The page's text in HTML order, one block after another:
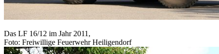
Das LF 16/12 im Jahr 2011,
Foto: Freiwillige Feuerwehr Heiligendorf